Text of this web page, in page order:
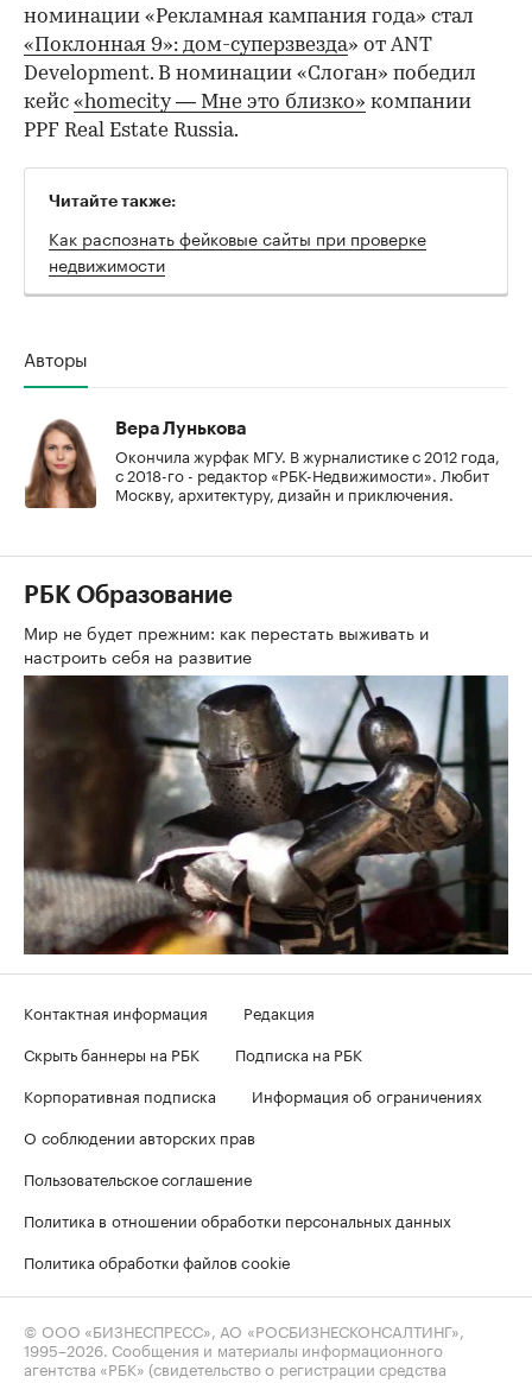
номинации «Рекламная кампания года» стал
«Поклонная 9»: дом-суперзвезда» от ANT
Development. В номинации «Слоган» победил
кейс «homecity — Мне это близко» компании
PPF Real Estate Russia.
Читайте также:
Как распознать фейковые сайты при проверке
недвижимости
Авторы
Вера Лунькова
Окончила журфак МГУ. В журналистике с 2012 года,
с 2018-го - редактор «РБК-Недвижимости». Любит
Москву, архитектуру, дизайн и приключения.
РБК Образование
Мир не будет прежним: как перестать выживать и
настроить себя на развитие
Контактная информация
Редакция
Скрыть баннеры на РБК
Подписка на РБК
Корпоративная подписка
Информация об ограничениях
О соблюдении авторских прав
Пользовательское соглашение
Политика в отношении обработки персональных данных
Политика обработки файлов cookie
© ООО «БИЗНЕСПРЕСС», АО «РОСБИЗНЕСКОНСАЛТИНГ»,
1995–2026 . Сообщения и материалы информационного
агентства «РБК» (свидетельство о регистрации средства